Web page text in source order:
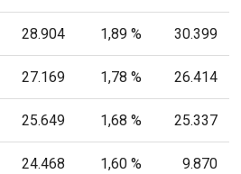
28.904 1,89 % 30.399
27.169 1,78 % 26.414
25.649 1,68 % 25.337
24.468 1,60 % 9.870